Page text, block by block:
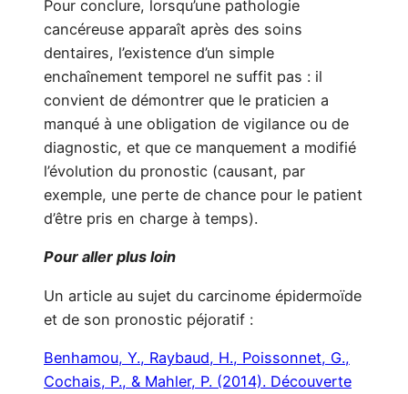
Pour conclure, lorsqu’une pathologie
cancéreuse apparaît après des soins
dentaires, l’existence d’un simple
enchaînement temporel ne suffit pas : il
convient de démontrer que le praticien a
manqué à une obligation de vigilance ou de
diagnostic, et que ce manquement a modifié
l’évolution du pronostic (causant, par
exemple, une perte de chance pour le patient
d’être pris en charge à temps).
Pour aller plus loin
Un article au sujet du carcinome épidermoïde
et de son pronostic péjoratif :
Benhamou, Y., Raybaud, H., Poissonnet, G.,
Cochais, P., & Mahler, P. (2014). Découverte